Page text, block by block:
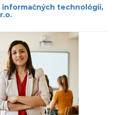
informačných technológií,